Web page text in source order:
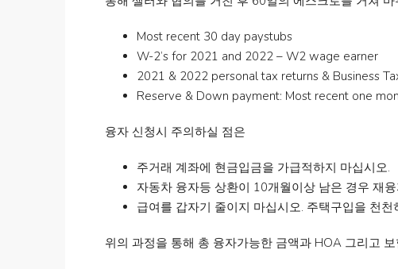
Most recent 30 day paystubs
W-2’s for 2021 and 2022 – W2 wage earner
2021 & 2022 personal tax returns & Business
Reserve & Down payment: Most recent one
융자 신청시 주의하실 점은
주거래 계좌에 현금입금을 가급적하지 마십시오.
자동차 융자등 상환이 10개월이상 남은 경우 재
급여를 갑자기 줄이지 마십시오. 주택구입을 천
위의 과정을 통해 총 융자가능한 금액과 HOA 그리고